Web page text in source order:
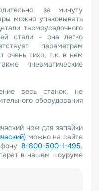
за минуту
можно упаковывать
термоусадочного
стали – она легко
параметрам
очень тихо, т.к. в нем
пневматические
весь станок, не
оборудования
нож для запайки
можно на сайте
8-800-500-1-495.
в нашем шоуруме